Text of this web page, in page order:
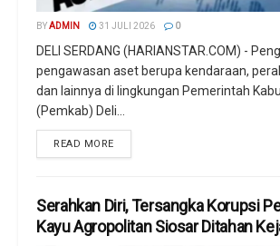
BYADMIN 31 JULI 2026 0
DELI SERDANG (HARIANSTAR.COM) -
pengawasan aset berupa kendaraan,
dan lainnya di lingkungan Pemerintah
(Pemkab) Deli...
READ MORE
Serahkan Diri, Tersangka Korupsi
Kayu Agropolitan Siosar Ditahan